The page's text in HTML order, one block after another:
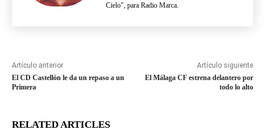
Cielo", para Radio Marca.
Artículo anterior
El CD Castellón le da un repaso a un
Primera
Artículo siguiente
El Málaga CF estrena delantero por
todo lo alto
RELATED ARTICLES